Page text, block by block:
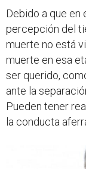
Debido a que en
percepción del
muerte no está
muerte en esa
ser querido,
ante la
Pueden tener
la conducta